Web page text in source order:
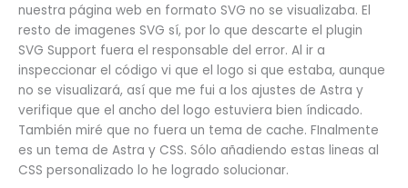
nuestra página web en formato SVG no se visualizaba. El
resto de imagenes SVG sí, por lo que descarte el plugin
SVG Support fuera el responsable del error. Al ir a
inspeccionar el código vi que el logo si que estaba, aunque
no se visualizará, así que me fui a los ajustes de Astra y
verifique que el ancho del logo estuviera bien índicado.
También miré que no fuera un tema de cache. FInalmente
es un tema de Astra y CSS. Sólo añadiendo estas lineas al
CSS personalizado lo he logrado solucionar.